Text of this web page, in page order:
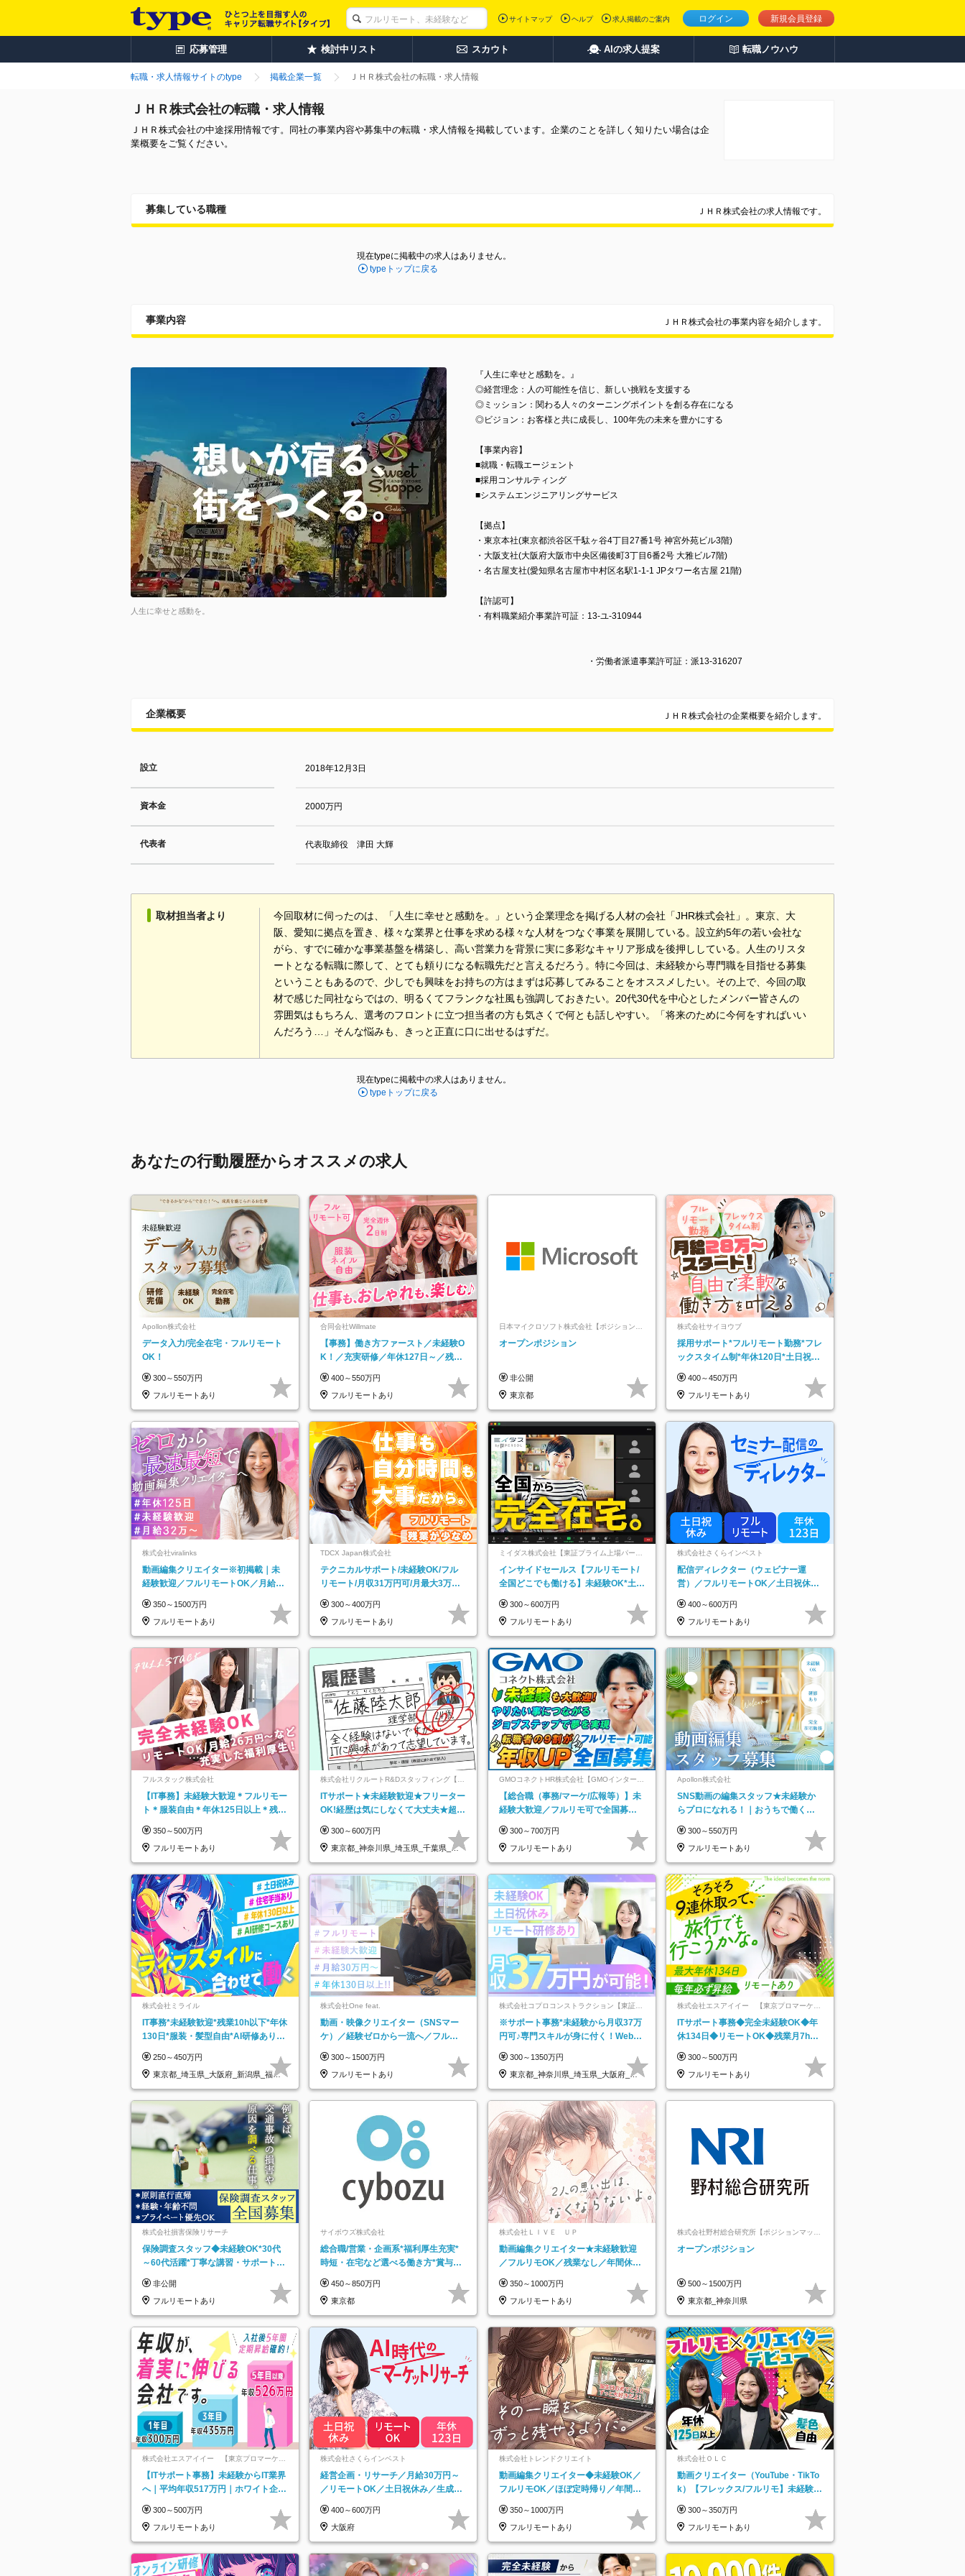
ログイン 新規会員登録
サイトマップ ヘルプ 求人掲載のご案内
応募管理 検討中リスト スカウト AIの求人提案 転職ノウハウ
転職・求人情報サイトのtype 掲載企業一覧 ＪＨＲ株式会社の転職・求人情報
ＪＨＲ株式会社の転職・求人情報
ＪＨＲ株式会社の中途採用情報です。同社の事業内容や募集中の転職・求人情報を掲載しています。企業のことを詳しく知りたい場合は企
業概要をご覧ください。
募集している職種 ＪＨＲ株式会社の求人情報です。
現在typeに掲載中の求人はありません。
typeトップに戻る
事業内容 ＪＨＲ株式会社の事業内容を紹介します。
人生に幸せと感動を。
『人生に幸せと感動を。』
◎経営理念：人の可能性を信じ、新しい挑戦を支援する
◎ミッション：関わる人々のターニングポイントを創る存在になる
◎ビジョン：お客様と共に成長し、100年先の未来を豊かにする
【事業内容】
■就職・転職エージェント
■採用コンサルティング
■システムエンジニアリングサービス
【拠点】
・東京本社(東京都渋谷区千駄ヶ谷4丁目27番1号 神宮外苑ビル3階)
・大阪支社(大阪府大阪市中央区備後町3丁目6番2号 大雅ビル7階)
・名古屋支社(愛知県名古屋市中村区名駅1-1-1 JPタワー名古屋 21階)
【許認可】
・有料職業紹介事業許可証：13-ユ-310944
・労働者派遣事業許可証：派13-316207
企業概要 ＪＨＲ株式会社の企業概要を紹介します。
設立 2018年12月3日
資本金 2000万円
代表者 代表取締役 津田 大輝
取材担当者より
今回取材に伺ったのは、「人生に幸せと感動を。」という企業理念を掲げる人材の会社「JHR株式会社」。東京、大
阪、愛知に拠点を置き、様々な業界と仕事を求める様々な人材をつなぐ事業を展開している。設立約5年の若い会社な
がら、すでに確かな事業基盤を構築し、高い営業力を背景に実に多彩なキャリア形成を後押ししている。人生のリスタ
ートとなる転職に際して、とても頼りになる転職先だと言えるだろう。特に今回は、未経験から専門職を目指せる募集
ということもあるので、少しでも興味をお持ちの方はまずは応募してみることをオススメしたい。その上で、今回の取
材で感じた同社ならではの、明るくてフランクな社風も強調しておきたい。20代30代を中心としたメンバー皆さんの
雰囲気はもちろん、選考のフロントに立つ担当者の方も気さくで何とも話しやすい。「将来のために今何をすればいい
んだろう…」そんな悩みも、きっと正直に口に出せるはずだ。
現在typeに掲載中の求人はありません。
typeトップに戻る
あなたの行動履歴からオススメの求人
Apollon株式会社
データ入力/完全在宅・フルリモート
OK！
300～550万円
フルリモートあり
合同会社Willmate
【事務】働き方ファースト／未経験O
K！／充実研修／年休127日～／残業
400～550万円
フルリモートあり
日本マイクロソフト株式会社【ポジションマ
ッチ登録】
オープンポジション
非公開
東京都
株式会社サイヨウブ
採用サポート*フルリモート勤務*フレ
ックスタイム制*年休120日*土日祝休
400～450万円
フルリモートあり
株式会社viralinks
動画編集クリエイター※初掲載｜未
経験歓迎／フルリモートOK／月給32
350～1500万円
フルリモートあり
TDCX Japan株式会社
テクニカルサポート/未経験OK/フル
リモート/月収31万円可/月最大3万の
300～400万円
フルリモートあり
ミイダス株式会社【東証プライム上場パーソ
インサイドセールス【フルリモート/
全国どこでも働ける】未経験OK*土日
300～600万円
フルリモートあり
株式会社さくらインベスト
配信ディレクター（ウェビナー運
営）／フルリモートOK／土日祝休み
400～600万円
フルリモートあり
フルスタック株式会社
【IT事務】未経験大歓迎＊フルリモー
ト＊服装自由＊年休125日以上＊残業
350～500万円
フルリモートあり
株式会社リクルートR&Dスタッフィング【リ
クルートグループ】
ITサポート★未経験歓迎★フリーター
OK!経歴は気にしなくて大丈夫★超大
300～600万円
東京都_神奈川県_埼玉県_千葉県_大
阪府…
GMOコネクトHR株式会社【GMOインターネ
ットグループ】
【総合職（事務/マーケ/広報等）】未
経験大歓迎／フルリモ可で全国募
★
300～700万円
フルリモートあり
Apollon株式会社
SNS動画の編集スタッフ★未経験か
らプロになれる！｜おうちで働くフ
300～550万円
フルリモートあり
株式会社ミライル
IT事務*未経験歓迎*残業10h以下*年休
130日*服装・髪型自由*AI研修あり*
250～450万円
東京都_埼玉県_大阪府_新潟県_福岡
県
株式会社One feat.
動画・映像クリエイター（SNSマー
ケ）／経験ゼロから一流へ／フルリ
日以上
300～1500万円
フルリモートあり
株式会社コプロコンストラクション【東証プ
ライム上場コプロ・ホールディングス子会
社】
※サポート事務*未経験から月収37万
円可♪専門スキルが身に付く！Web面
300～1350万円
東京都_神奈川県_埼玉県_大阪府_愛
知県…
株式会社エスアイイー 【東京プロマーケッ
ITサポート事務◆完全未経験OK◆年
休134日◆リモートOK◆残業月7h以
300～500万円
フルリモートあり
株式会社損害保険リサーチ
保険調査スタッフ◆未経験OK*30代
～60代活躍*丁寧な講習・サポートあ
託
非公開
フルリモートあり
サイボウズ株式会社
総合職/営業・企画系*福利厚生充実*
時短・在宅など選べる働き方*賞与年
450～850万円
東京都
株式会社ＬＩＶＥ ＵＰ
動画編集クリエイター★未経験歓迎
／フルリモOK／残業なし／年間休日
実で安心
350～1000万円
フルリモートあり
株式会社野村総合研究所【ポジションマッチ
オープンポジション
500～1500万円
東京都_神奈川県
株式会社エスアイイー 【東京プロマーケッ
ト上場】
【ITサポート事務】未経験からIT業界
へ｜平均年収517万円｜ホワイト企業
300～500万円
フルリモートあり
株式会社さくらインベスト
経営企画・リサーチ／月給30万円～
／リモートOK／土日祝休み／生成AI
400～600万円
大阪府
株式会社トレンドクリエイト
動画編集クリエイター◆未経験OK／
フルリモOK／ほぼ定時帰り／年間休
OK
350～1000万円
フルリモートあり
株式会社ＯＬＣ
動画クリエイター（YouTube・TikTo
k）【フレックス/フルリモ】未経験O
300～350万円
フルリモートあり